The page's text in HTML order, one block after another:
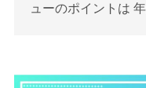
ューのポイントは